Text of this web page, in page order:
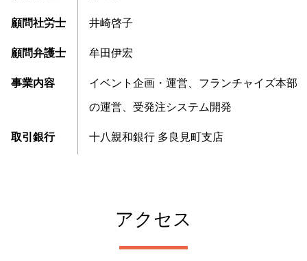
顧問社労士 井崎啓子
顧問弁護士 牟田伊宏
事業内容
イベント企画・運営、フランチャイズ本部
の運営、受発注システム開発
取引銀行 十八親和銀行 多良見町支店
アクセス